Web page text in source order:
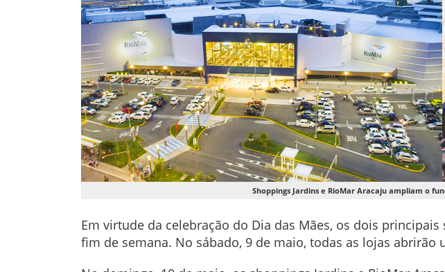
Shoppings Jardins e RioMar Aracaju ampliam o
Em virtude da celebração do Dia das Mães, os dois
fim de semana. No sábado, 9 de maio, todas as lojas abrirão